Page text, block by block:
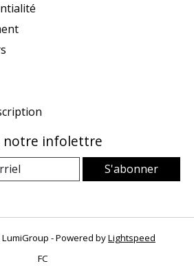
notre infolettre
S'abonner
- Powered byLightspeed
FC